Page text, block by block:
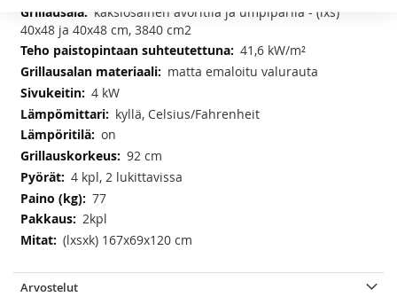
kaksiosainen avoritilä ja umpiparila - (lxs)
40x48 ja 40x48 cm, 3840 cm2
41,6 kW/m²
matta emaloitu valurauta
4 kW
kyllä, Celsius/Fahrenheit
on
92 cm
4 kpl, 2 lukittavissa
77
2kpl
(lxsxk) 167x69x120 cm
Arvostelut